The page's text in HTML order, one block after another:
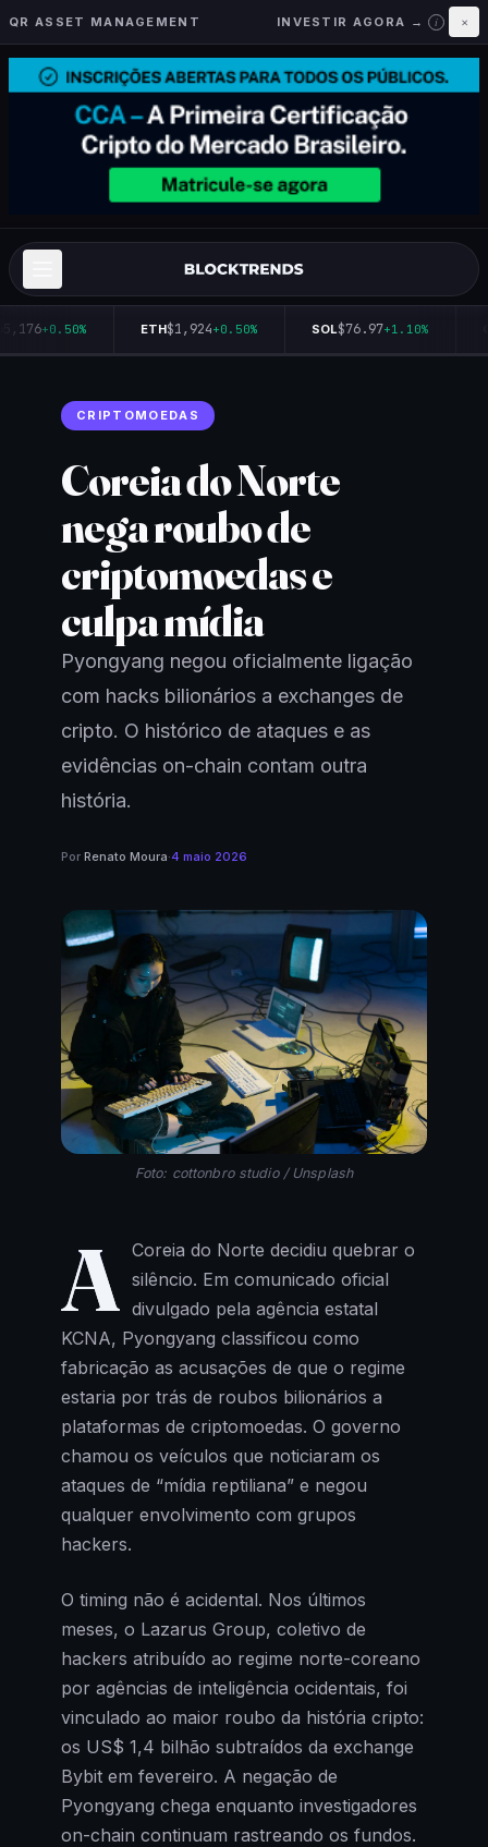
QR ASSET MANAGEMENT INVESTIR AGORA → i ×
+0.50% ETH$1,924+0.50% SOL$76.97+1.10%
CRIPTOMOEDAS
Coreia do Norte
nega roubo de
criptomoedas e
culpa mídia
Pyongyang negou oficialmente ligação
com hacks bilionários a exchanges de
cripto. O histórico de ataques e as
evidências on-chain contam outra
história.
Por Renato Moura·4 maio 2026
Foto: cottonbro studio / Unsplash
A Coreia do Norte decidiu quebrar o
silêncio. Em comunicado oficial
divulgado pela agência estatal
KCNA, Pyongyang classificou como
fabricação as acusações de que o regime
estaria por trás de roubos bilionários a
plataformas de criptomoedas. O governo
chamou os veículos que noticiaram os
ataques de “mídia reptiliana” e negou
qualquer envolvimento com grupos
hackers.
O timing não é acidental. Nos últimos
meses, o Lazarus Group, coletivo de
hackers atribuído ao regime norte-coreano
por agências de inteligência ocidentais, foi
vinculado ao maior roubo da história cripto:
os US$ 1,4 bilhão subtraídos da exchange
Bybit em fevereiro. A negação de
Pyongyang chega enquanto investigadores
on-chain continuam rastreando os fundos.